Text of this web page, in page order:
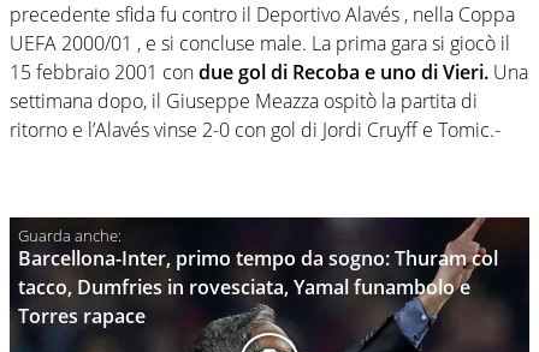
precedente sfida fu contro il Deportivo Alavés , nella Coppa
UEFA 2000/01 , e si concluse male. La prima gara si giocò il
15 febbraio 2001 condue gol di Recoba e uno di Vieri. Una
settimana dopo, il Giuseppe Meazza ospitò la partita di
ritorno e l’Alavés vinse 2-0 con gol di Jordi Cruyff e Tomic.-
Barcellona-Inter, primo tempo da sogno: Thuram col
tacco, Dumfries in rovesciata, Yamal funambolo e
Torres rapace